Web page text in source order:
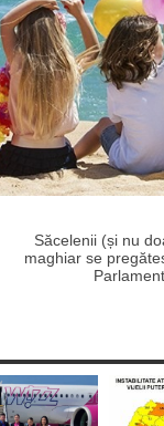
Săcelenii (și nu
maghiar se